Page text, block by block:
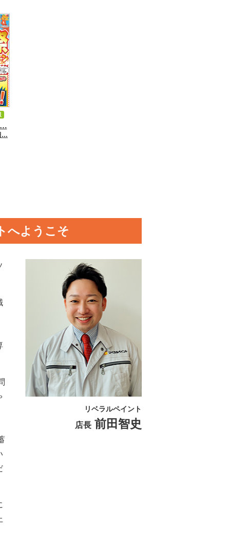
…
…
へようこそ
リベラルペイント
店長 前田智史